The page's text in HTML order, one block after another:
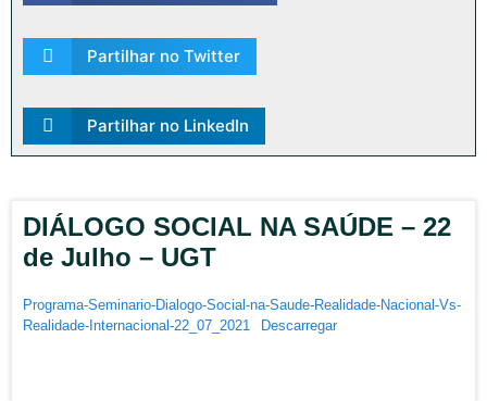
Partilhar no Twitter
Partilhar no LinkedIn
DIÁLOGO SOCIAL NA SAÚDE – 22
de Julho – UGT
Programa-Seminario-Dialogo-Social-na-Saude-Realidade-Nacional-Vs-
Realidade-Internacional-22_07_2021
Descarregar